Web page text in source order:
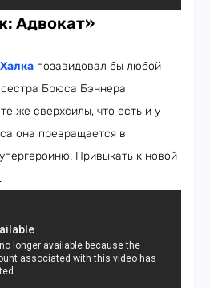
Адвокат»
позавидовал бы любой
Брюса Бэннера
же сверхсилы, что есть и у
она превращается в
Привыкать к новой